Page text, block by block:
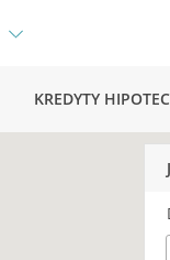
KREDYTY